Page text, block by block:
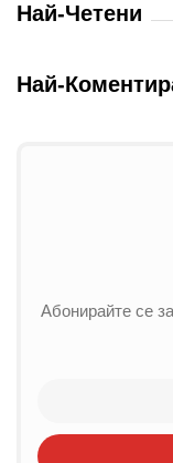
Най-Четени
Най-
Абонирайте се